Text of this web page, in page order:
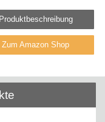
Produktbeschreibung
Zum Amazon Shop